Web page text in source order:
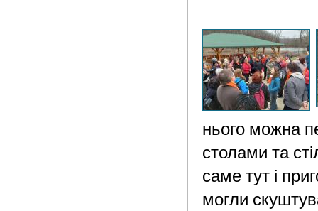
нього можна
столами та
саме тут і
могли